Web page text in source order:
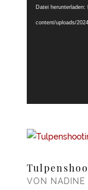
Datei
content/uploads/
VON NADINE